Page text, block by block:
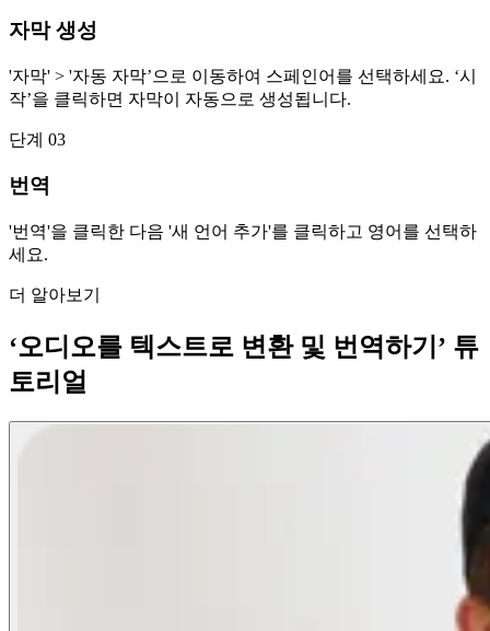
자막 생성
'자막' > '자동 자막’으로 이동하여 스페인어를 선택하세요. ‘시
작’을 클릭하면 자막이 자동으로 생성됩니다.
단계 03
번역
'번역'을 클릭한 다음 '새 언어 추가'를 클릭하고 영어를 선택하
세요.
더 알아보기
‘오디오를 텍스트로 변환 및 번역하기’ 튜
토리얼